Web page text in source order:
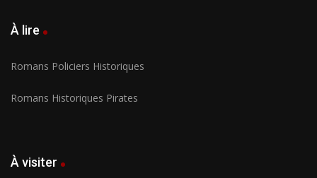
À lire
Romans Policiers Historiques
Romans Historiques Pirates
À visiter